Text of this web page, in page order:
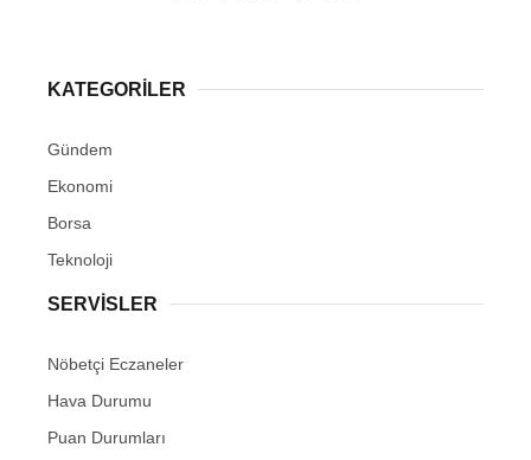
KATEGORİLER
Gündem
Ekonomi
Borsa
Teknoloji
SERVİSLER
Nöbetçi Eczaneler
Hava Durumu
Puan Durumları